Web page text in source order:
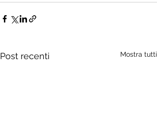
Post recenti Mostra tutti